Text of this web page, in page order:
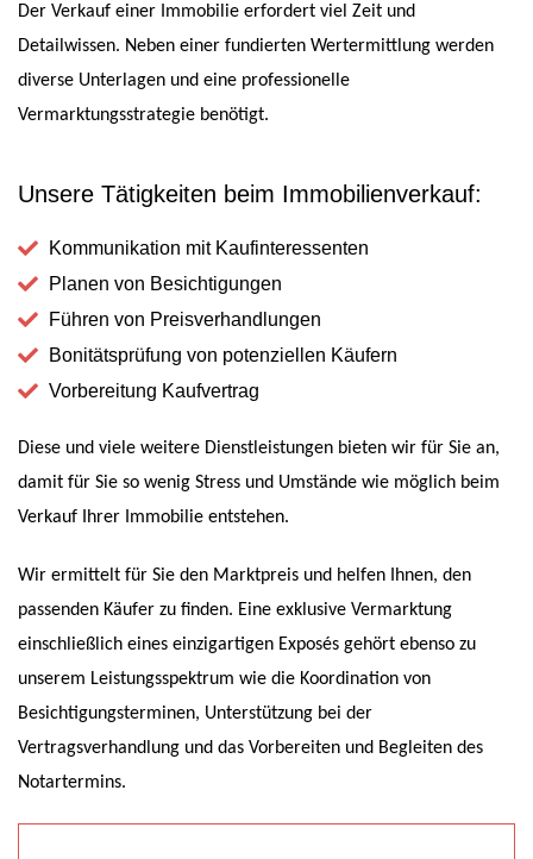
Der Verkauf einer Immobilie erfordert viel Zeit und
Detailwissen. Neben einer fundierten Wertermittlung werden
diverse Unterlagen und eine professionelle
Vermarktungsstrategie benötigt.
Unsere Tätigkeiten beim Immobilienverkauf:
Kommunikation mit Kaufinteressenten
Planen von Besichtigungen
Führen von Preisverhandlungen
Bonitätsprüfung von potenziellen Käufern
Vorbereitung Kaufvertrag
Diese und viele weitere Dienstleistungen bieten wir für Sie an,
damit für Sie so wenig Stress und Umstände wie möglich beim
Verkauf Ihrer Immobilie entstehen.
Wir ermittelt für Sie den Marktpreis und helfen Ihnen, den
passenden Käufer zu finden. Eine exklusive Vermarktung
einschließlich eines einzigartigen Exposés gehört ebenso zu
unserem Leistungsspektrum wie die Koordination von
Besichtigungsterminen, Unterstützung bei der
Vertragsverhandlung und das Vorbereiten und Begleiten des
Notartermins.